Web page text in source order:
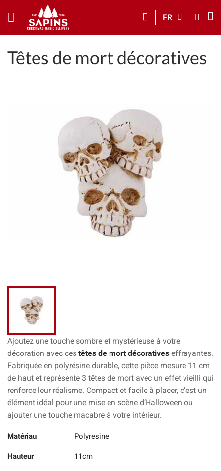
FR
Têtes de mort décoratives
Ajoutez une touche sombre et mystérieuse à votre
décoration avec ces têtes de mort décoratives effrayantes.
Fabriquée en polyrésine durable, cette pièce mesure 11 cm
de haut et représente 3 têtes de mort avec un effet vieilli qui
renforce leur réalisme. Compact et facile à placer, c’est un
élément idéal pour une mise en scène d’Halloween ou
ajouter une touche macabre à votre intérieur.
Matériau Polyresine
Hauteur 11cm